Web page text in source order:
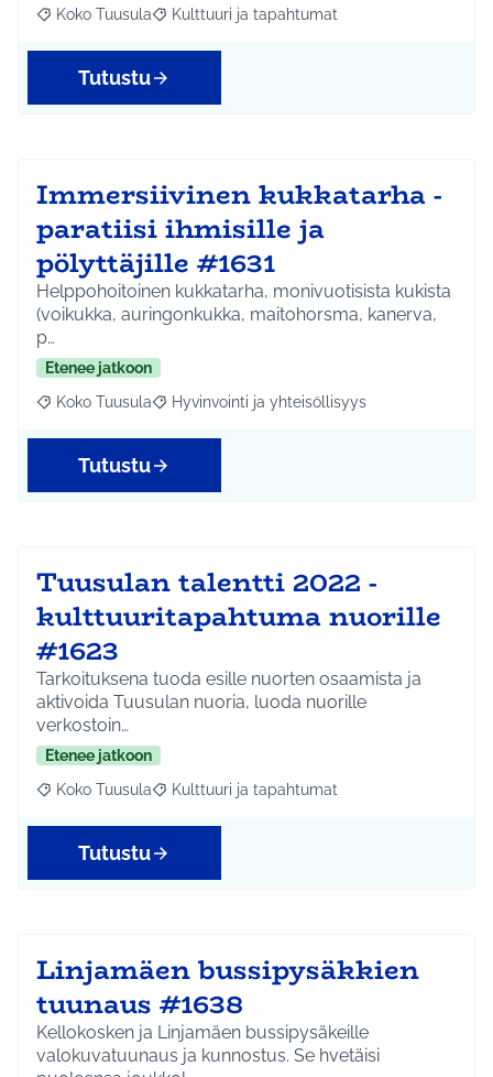
Rajaa tulokset aihepiirin mukaan: Koko Tuusula
Koko Tuusula Rajaa tulokset teeman mukaan: Kulttuuri ja
Kulttuuri ja tapahtumat
Tutustu
Immersiivinen kukkatarha -
paratiisi ihmisille ja
pölyttäjille #1631
Helppohoitoinen kukkatarha, monivuotisista kukista
(voikukka, auringonkukka, maitohorsma, kanerva,
p…
Etenee jatkoon
Rajaa tulokset aihepiirin mukaan: Koko Tuusula
Koko Tuusula Rajaa tulokset teeman mukaan: Hyvinvointi ja
Hyvinvointi ja yhteisöllisyys
Tutustu
Tuusulan talentti 2022 -
kulttuuritapahtuma nuorille
#1623
Tarkoituksena tuoda esille nuorten osaamista ja
aktivoida Tuusulan nuoria, luoda nuorille
verkostoin…
Etenee jatkoon
Rajaa tulokset aihepiirin mukaan: Koko Tuusula
Koko Tuusula Rajaa tulokset teeman mukaan: Kulttuuri ja
Kulttuuri ja tapahtumat
Tutustu
Linjamäen bussipysäkkien
tuunaus #1638
Kellokosken ja Linjamäen bussipysäkeille
valokuvatuunaus ja kunnostus. Se hvetäisi